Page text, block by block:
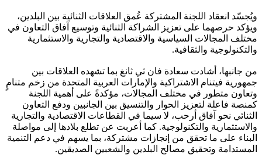
ويُجسّد انعقاد اللجنة المشتركة عُمق العلاقات الثنائية بين البلدين،
ويؤكد حرصهما على تعزيز الشراكة الثنائية وتوسيع آفاق التعاون في
مختلف المجالات السياسية والاقتصادية والتجارية والاستثمارية
والتكنولوجية والثقافية.
من جانبها، أشادت سعادة فان ثي ثانغ بما تشهده العلاقات بين
جمهورية فيتنام الاشتراكية والإمارات العربية المتحدة من زخم متنامٍ
وتعاون متطور في مختلف المجالات، مؤكدةً على أهمية اللجنة
كمنصة فاعلة لتعزيز الحوار والتنسيق بين الجانبين ودفع التعاون
الثنائي نحو آفاق أرحب، لا سيما في القطاعات الاقتصادية والتجارية
والاستثمارية والتكنولوجية. كما أعربت عن تطلع بلادها إلى مواصلة
البناء على ما تحقق من إنجازات مشتركة، بما يسهم في دعم التنمية
المستدامة وتحقيق مصالح البلدين والشعبين الصديقين.